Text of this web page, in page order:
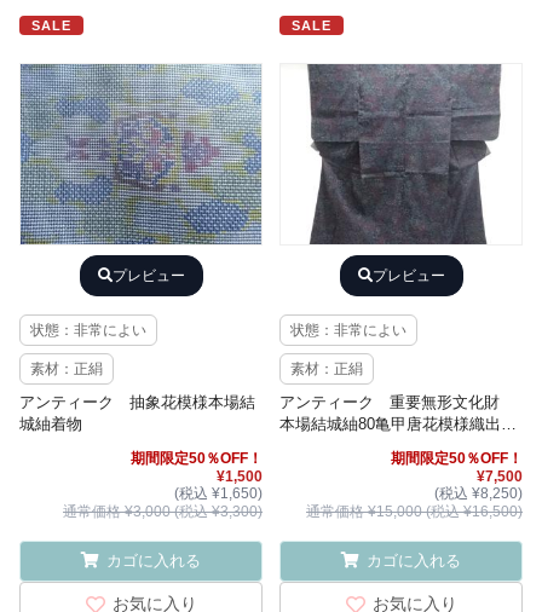
SALE
プレビュー
状態：非常によい
素材：正絹
アンティーク 抽象花模様本場結
城紬着物
期間限定50％OFF！
¥1,500
(税込 ¥1,650)
通常価格 ¥3,000 (税込 ¥3,300)
カゴに入れる
お気に入り
SALE
プレビュー
状態：非常によい
素材：正絹
アンティーク 重要無形文化財
本場結城紬80亀甲唐花模様織出し
期間限定50％OFF！
¥7,500
(税込 ¥8,250)
通常価格 ¥15,000 (税込 ¥16,500)
カゴに入れる
お気に入り